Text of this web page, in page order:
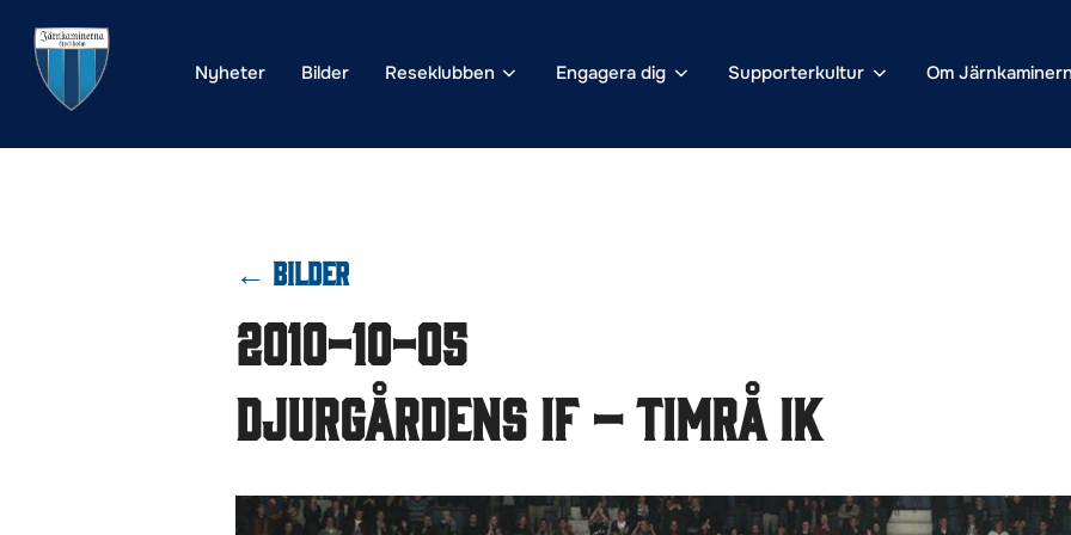
innehåll
Nyheter Bilder Reseklubben Engagera dig Supporterkultur Om
← BILDER
2010-10-05
Djurgårdens IF – Timrå IK